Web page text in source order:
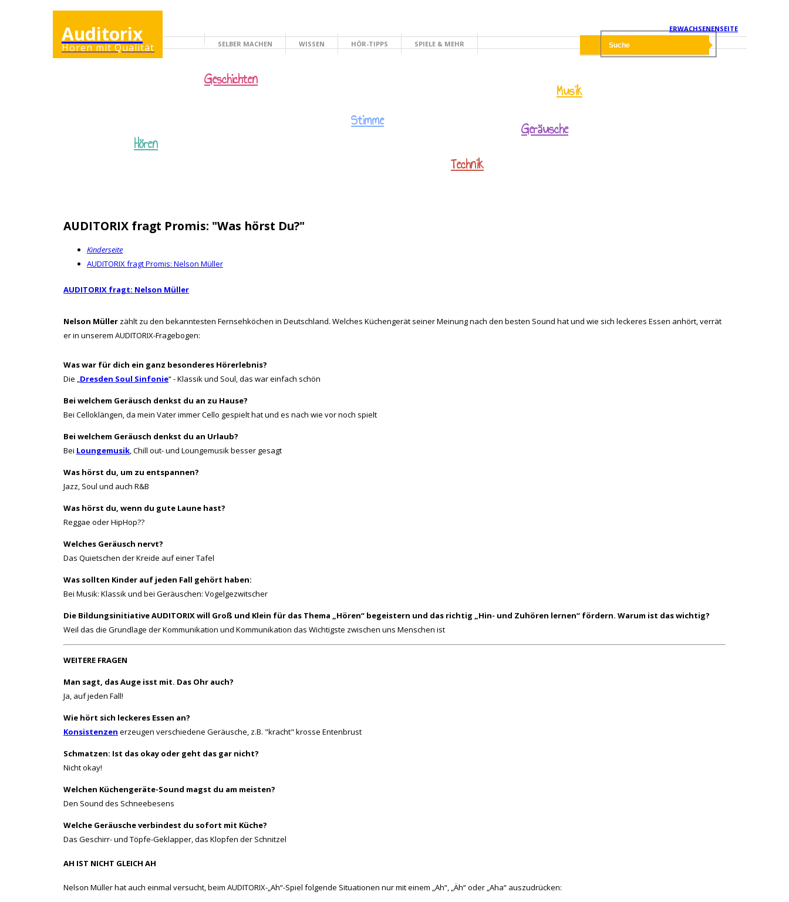
ERWACHSENENSEITE
Auditorix
Hören mit Qualität KINDERSEITE
SELBER MACHEN WISSEN HÖR-TIPPS SPIELE & MEHR
Hören
Geschichten
Stimme
Technik
Musik
Geräusche
AUDITORIX fragt Promis: "Was hörst Du?"
Kinderseite
AUDITORIX fragt Promis: Nelson Müller
AUDITORIX fragt: Nelson Müller
Nelson Müller zählt zu den bekanntesten Fernsehköchen in Deutschland. Welches Küchengerät seiner Meinung nach den besten Sound hat und wie sich leckeres Essen anhört, verrät
er in unserem AUDITORIX-Fragebogen:
Was war für dich ein ganz besonderes Hörerlebnis?
Die „Dresden Soul Sinfonie“ - Klassik und Soul, das war einfach schön
Bei welchem Geräusch denkst du an zu Hause?
Bei Celloklängen, da mein Vater immer Cello gespielt hat und es nach wie vor noch spielt
Bei welchem Geräusch denkst du an Urlaub?
Bei Loungemusik, Chill out- und Loungemusik besser gesagt
Was hörst du, um zu entspannen?
Jazz, Soul und auch R&B
Was hörst du, wenn du gute Laune hast?
Reggae oder HipHop??
Welches Geräusch nervt?
Das Quietschen der Kreide auf einer Tafel
Was sollten Kinder auf jeden Fall gehört haben:
Bei Musik: Klassik und bei Geräuschen: Vogelgezwitscher
Die Bildungsinitiative AUDITORIX will Groß und Klein für das Thema „Hören“ begeistern und das richtig „Hin- und Zuhören lernen“ fördern. Warum ist das wichtig?
Weil das die Grundlage der Kommunikation und Kommunikation das Wichtigste zwischen uns Menschen ist
WEITERE FRAGEN
Man sagt, das Auge isst mit. Das Ohr auch?
Ja, auf jeden Fall!
Wie hört sich leckeres Essen an?
Konsistenzen erzeugen verschiedene Geräusche, z.B. "kracht" krosse Entenbrust
Schmatzen: Ist das okay oder geht das gar nicht?
Nicht okay!
Welchen Küchengeräte-Sound magst du am meisten?
Den Sound des Schneebesens
Welche Geräusche verbindest du sofort mit Küche?
Das Geschirr- und Töpfe-Geklapper, das Klopfen der Schnitzel
AH IST NICHT GLEICH AH
Nelson Müller hat auch einmal versucht, beim AUDITORIX-„Ah“-Spiel folgende Situationen nur mit einem „Ah“, „Äh“ oder „Aha“ auszudrücken: